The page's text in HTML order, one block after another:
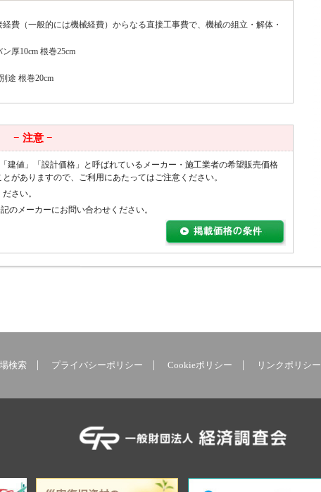
費（一般的には機械経費）からなる直接工事費で、機械の組立・解体・
厚10cm 根巻25cm
途 根巻20cm
− 注意 −
建値」「設計価格」と呼ばれているメーカー・施工業者の希望販売価格
ありますので、ご利用にあたってはご注意ください。
さい。
のメーカーにお問い合わせください。
検索 プライバシーポリシー Cookieポリシー リンクポリシー